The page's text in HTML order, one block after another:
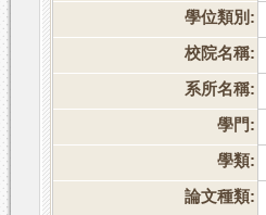
學位類別:
校院名稱:
系所名稱:
學門:
學類:
論文種類: